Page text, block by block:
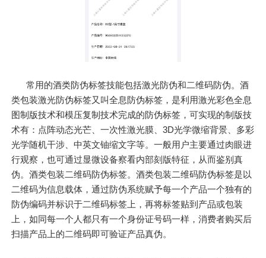
常用的酒类防伪标签技能包括激光防伪和二维码防伪。酒
类包装激光防伪标签又叫全息防伪标签，是利用激光彩色全息
图制版技术和模压复制技术完成的防伪标签，可实现的制版技
术有：点阵动态光芒、一次性激光膜、3D光学微缩背景、多彩
光学随机干涉、中英文铀缩文字等。一般用户主要通过肉眼进
行观察，也可通过显微设备察看内部刻版特征，从而鉴别真
伪。酒类包装二维码防伪标签。酒类包装二维码防伪标签是以
二维码为信息载体，通过防伪系统赋予每一个产品一个独有的
防伪编码并标识于二维码标签上，再将标签贴到产品或包装
上，如同每一个人都只有一个身份证号码一样，消费者购买后
扫描产品上的二维码即可验证产品真伪。